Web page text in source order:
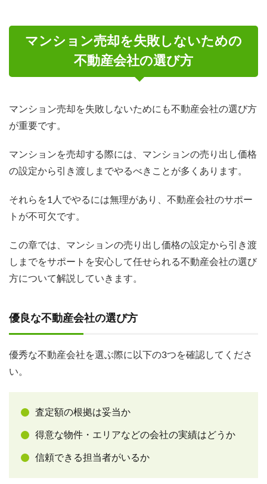
マンション売却を失敗しないための
不動産会社の選び方
マンション売却を失敗しないためにも不動産会社の選び方
が重要です。
マンションを売却する際には、マンションの売り出し価格
の設定から引き渡しまでやるべきことが多くあります。
それらを1人でやるには無理があり、不動産会社のサポー
トが不可欠です。
この章では、マンションの売り出し価格の設定から引き渡
しまでをサポートを安心して任せられる不動産会社の選び
方について解説していきます。
優良な不動産会社の選び方
優秀な不動産会社を選ぶ際に以下の3つを確認してくださ
い。
査定額の根拠は妥当か
得意な物件・エリアなどの会社の実績はどうか
信頼できる担当者がいるか